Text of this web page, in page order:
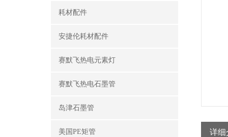
耗材配件
安捷伦耗材配件
赛默飞热电元素灯
赛默飞热电石墨管
岛津石墨管
美国PE矩管 详细